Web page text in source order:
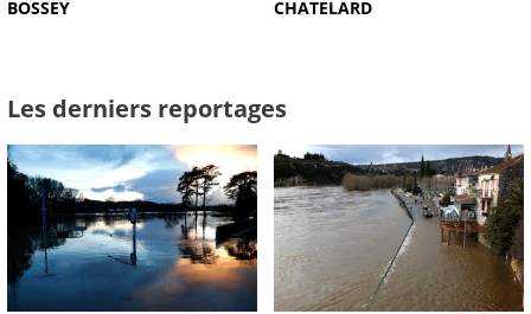
BOSSEY
CHATELARD
Les derniers reportages